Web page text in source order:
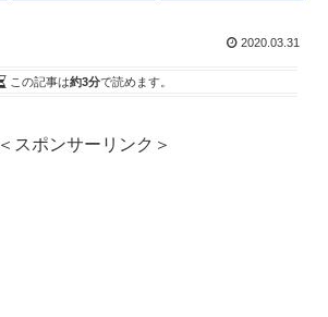
2020.03.31
この記事は約3分で読めます。
＜スポンサーリンク＞